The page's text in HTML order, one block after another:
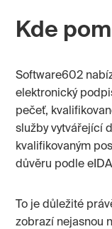
Kde
Software602
elektronický
pečeť,
služby vytvářející
kvalifikovaným
důvěru podle
To je důležité
zobrazí nejasnou